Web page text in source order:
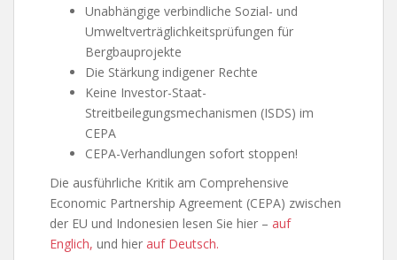
Unabhängige verbindliche Sozial- und
Umweltverträglichkeitsprüfungen für
Bergbauprojekte
Die Stärkung indigener Rechte
Keine Investor-Staat-
Streitbeilegungsmechanismen (ISDS) im
CEPA
CEPA-Verhandlungen sofort stoppen!
Die ausführliche Kritik am Comprehensive
Economic Partnership Agreement (CEPA) zwischen
der EU und Indonesien lesen Sie hier – auf
Englich, und hier auf Deutsch.